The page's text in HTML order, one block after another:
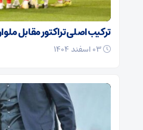
ترکیب اصلی تراکتور مقابل